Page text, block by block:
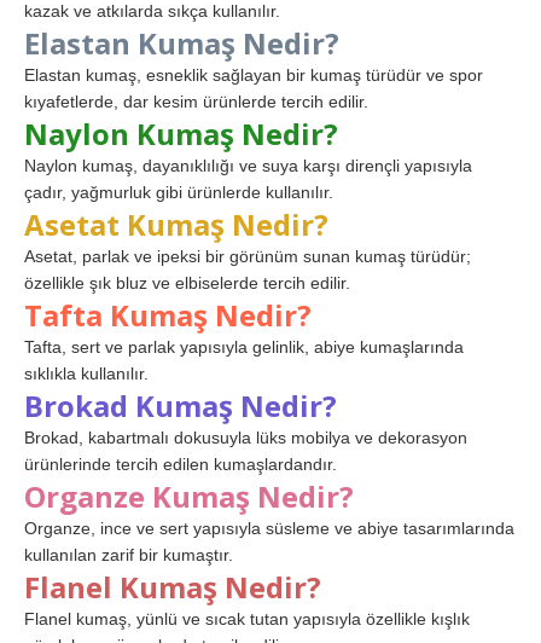
kazak ve atkılarda sıkça kullanılır.
Elastan Kumaş Nedir?
Elastan kumaş, esneklik sağlayan bir kumaş türüdür ve spor
kıyafetlerde, dar kesim ürünlerde tercih edilir.
Naylon Kumaş Nedir?
Naylon kumaş, dayanıklılığı ve suya karşı dirençli yapısıyla
çadır, yağmurluk gibi ürünlerde kullanılır.
Asetat Kumaş Nedir?
Asetat, parlak ve ipeksi bir görünüm sunan kumaş türüdür;
özellikle şık bluz ve elbiselerde tercih edilir.
Tafta Kumaş Nedir?
Tafta, sert ve parlak yapısıyla gelinlik, abiye kumaşlarında
sıklıkla kullanılır.
Brokad Kumaş Nedir?
Brokad, kabartmalı dokusuyla lüks mobilya ve dekorasyon
ürünlerinde tercih edilen kumaşlardandır.
Organze Kumaş Nedir?
Organze, ince ve sert yapısıyla süsleme ve abiye tasarımlarında
kullanılan zarif bir kumaştır.
Flanel Kumaş Nedir?
Flanel kumaş, yünlü ve sıcak tutan yapısıyla özellikle kışlık